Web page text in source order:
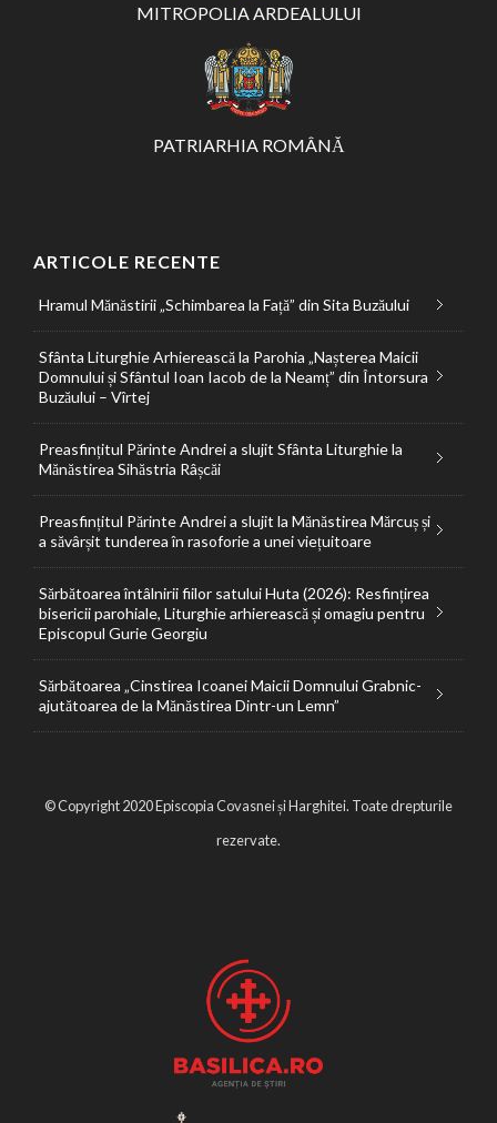
MITROPOLIA ARDEALULUI
PATRIARHIA ROMÂNĂ
ARTICOLE RECENTE
Hramul Mănăstirii „Schimbarea la Față” din Sita Buzăului
Sfânta Liturghie Arhierească la Parohia „Nașterea Maicii
Domnului și Sfântul Ioan Iacob de la Neamț” din Întorsura
Buzăului – Vîrtej
Preasfințitul Părinte Andrei a slujit Sfânta Liturghie la
Mănăstirea Sihăstria Râșcăi
Preasfințitul Părinte Andrei a slujit la Mănăstirea Mărcuș și
a săvârșit tunderea în rasoforie a unei viețuitoare
Sărbătoarea întâlnirii fiilor satului Huta (2026): Resfințirea
bisericii parohiale, Liturghie arhierească și omagiu pentru
Episcopul Gurie Georgiu
Sărbătoarea „Cinstirea Icoanei Maicii Domnului Grabnic-
ajutătoarea de la Mănăstirea Dintr-un Lemn”
© Copyright 2020 Episcopia Covasnei și Harghitei. Toate drepturile
rezervate.